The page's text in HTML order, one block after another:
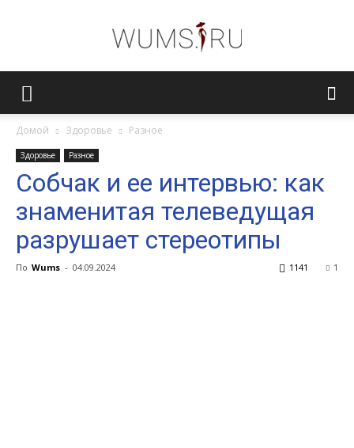
Домой Здоровье Разное
Здоровье Разное
Собчак и ее интервью: как
знаменитая телеведущая
разрушает стереотипы
По Wums - 04.09.2024 1
1141